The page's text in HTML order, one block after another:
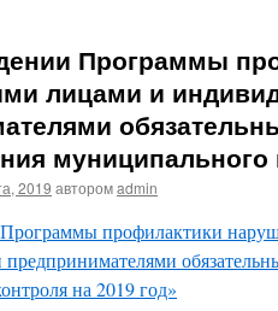
Программы
лицами и
муниципального
2019 авторомadmin
профилактики
на 2019 год»